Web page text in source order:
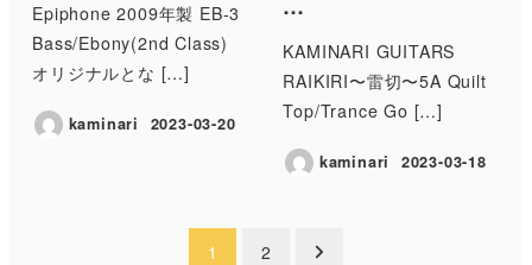
Epiphone 2009年製 EB-3
Bass/Ebony(2nd Class)
オリジナルとな […]
kaminari
投稿日
2023-03-20
KAMINARI GUITARS
RAIKIRI〜雷切〜5A Quilt
Top/Trance Go […]
kaminari
投稿日
2023-03-18
1 2